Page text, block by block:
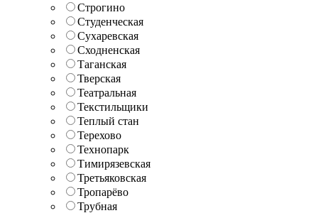
Строгино
Студенческая
Сухаревская
Сходненская
Таганская
Тверская
Театральная
Текстильщики
Теплый стан
Терехово
Технопарк
Тимирязевская
Третьяковская
Тропарёво
Трубная